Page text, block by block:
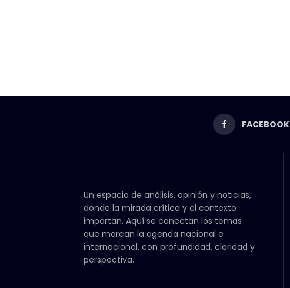
FACEBOOK
Un espacio de análisis, opinión y noticias,
donde la mirada crítica y el contexto
importan. Aquí se conectan los temas
que marcan la agenda nacional e
internacional, con profundidad, claridad y
perspectiva.